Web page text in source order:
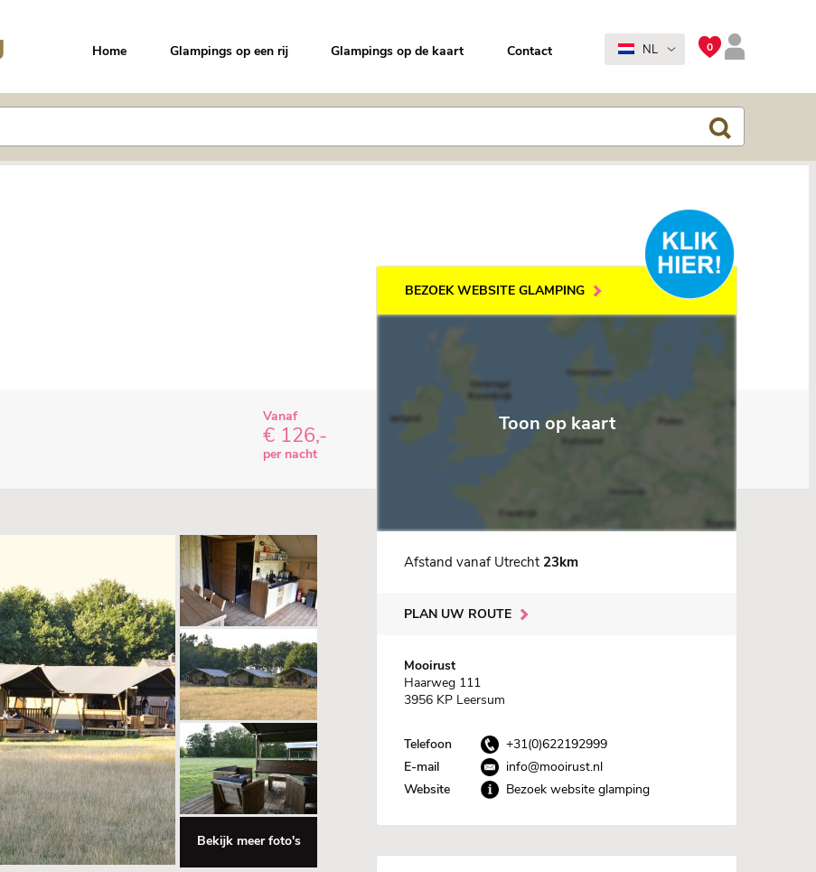
Home Glampings op een rij Glampings op de kaart Contact 0
NL
Vanaf
€ 126,-
per nacht
Bekijk meer foto's
BEZOEK WEBSITE GLAMPING
Toon op kaart
Afstand vanaf Utrecht 23km
PLAN UW ROUTE
Mooirust
Haarweg 111
3956 KP Leersum
Telefoon
+31(0)622192999
E-mail
info@mooirust.nl
Website
Bezoek website glamping